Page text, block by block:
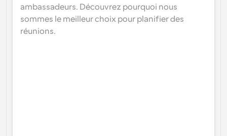
ambassadeurs. Découvrez pourquoi nous
sommes le meilleur choix pour planifier des
réunions.